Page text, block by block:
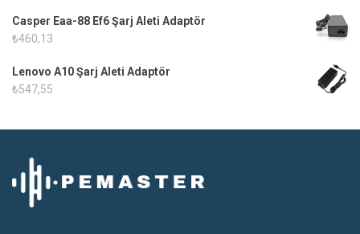
Casper Eaa-88 Ef6 Şarj Aleti Adaptör
₺460,13
Lenovo A10 Şarj Aleti Adaptör
₺547,55